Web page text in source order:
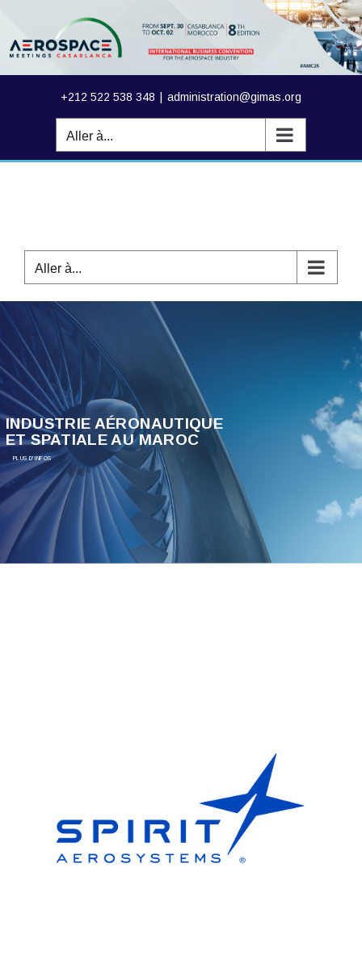
+212 522 538 348 administration@gimas.org
Aller à...
Aller à...
INDUSTRIE AÉRONAUTIQUE
ET SPATIALE AU MAROC
PLUS D'INFOS